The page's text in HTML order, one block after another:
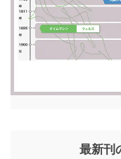
最新刊